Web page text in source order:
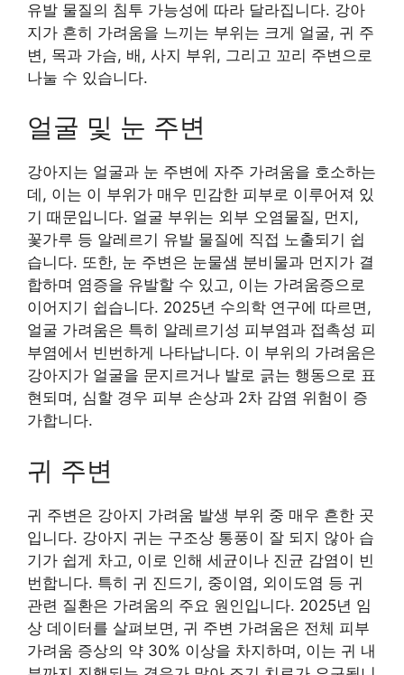
유발 물질의 침투 가능성에 따라 달라집니다. 강아
지가 흔히 가려움을 느끼는 부위는 크게 얼굴, 귀 주
변, 목과 가슴, 배, 사지 부위, 그리고 꼬리 주변으로
나눌 수 있습니다.
얼굴 및 눈 주변
강아지는 얼굴과 눈 주변에 자주 가려움을 호소하는
데, 이는 이 부위가 매우 민감한 피부로 이루어져 있
기 때문입니다. 얼굴 부위는 외부 오염물질, 먼지,
꽃가루 등 알레르기 유발 물질에 직접 노출되기 쉽
습니다. 또한, 눈 주변은 눈물샘 분비물과 먼지가 결
합하며 염증을 유발할 수 있고, 이는 가려움증으로
이어지기 쉽습니다. 2025년 수의학 연구에 따르면,
얼굴 가려움은 특히 알레르기성 피부염과 접촉성 피
부염에서 빈번하게 나타납니다. 이 부위의 가려움은
강아지가 얼굴을 문지르거나 발로 긁는 행동으로 표
현되며, 심할 경우 피부 손상과 2차 감염 위험이 증
가합니다.
귀 주변
귀 주변은 강아지 가려움 발생 부위 중 매우 흔한 곳
입니다. 강아지 귀는 구조상 통풍이 잘 되지 않아 습
기가 쉽게 차고, 이로 인해 세균이나 진균 감염이 빈
번합니다. 특히 귀 진드기, 중이염, 외이도염 등 귀
관련 질환은 가려움의 주요 원인입니다. 2025년 임
상 데이터를 살펴보면, 귀 주변 가려움은 전체 피부
가려움 증상의 약 30% 이상을 차지하며, 이는 귀 내